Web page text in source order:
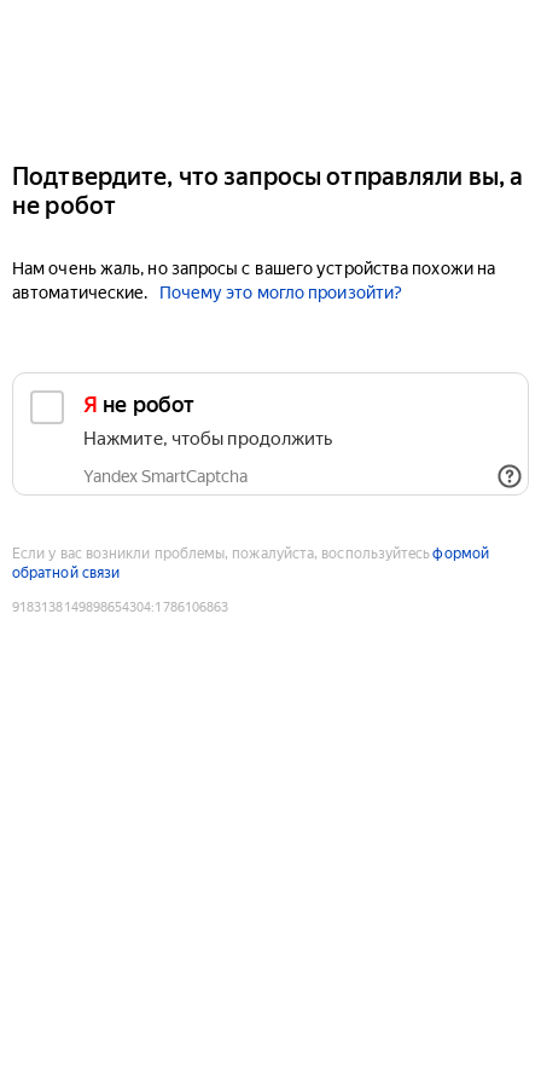
Подтвердите, что запросы отправляли вы, а
не робот
Нам очень жаль, но запросы с вашего устройства похожи на
автоматические.
Почему это могло произойти?
Я не робот
Нажмите, чтобы продолжить
Yandex SmartCaptcha
Если у вас возникли проблемы, пожалуйста, воспользуйтесьформой
обратной связи
9183138149898654304:1786106863